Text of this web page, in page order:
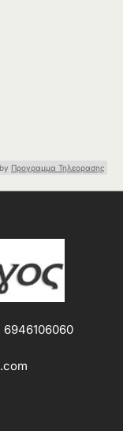
Προγραμμα Τηλεορασης
6946106060